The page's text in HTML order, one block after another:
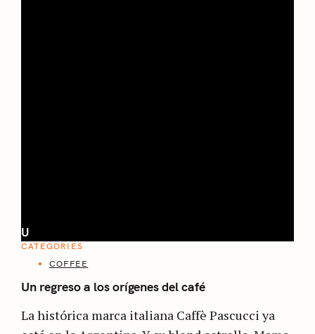
U
CATEGORIES
COFFEE
Un regreso a los orígenes del café
La histórica marca italiana Caffè Pascucci ya